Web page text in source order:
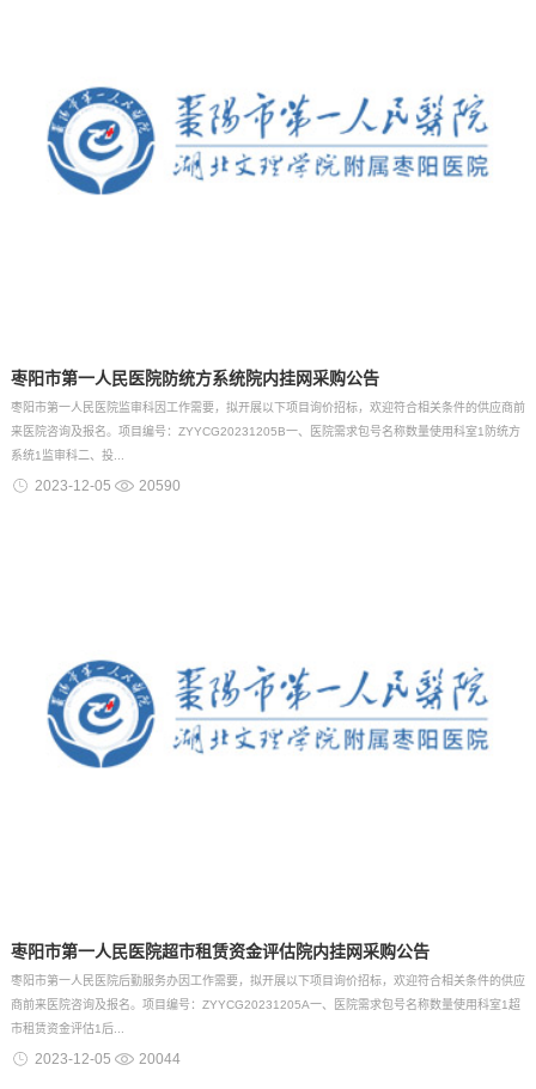
枣阳市第一人民医院防统方系统院内挂网采购公告
枣阳市第一人民医院监审科因工作需要，拟开展以下项目询价招标，欢迎符合相关条件的供应商前
来医院咨询及报名。项目编号：ZYYCG20231205B一、医院需求包号名称数量使用科室1防统方
系统1监审科二、投...
2023-12-05 20590
枣阳市第一人民医院超市租赁资金评估院内挂网采购公告
枣阳市第一人民医院后勤服务办因工作需要，拟开展以下项目询价招标，欢迎符合相关条件的供应
商前来医院咨询及报名。项目编号：ZYYCG20231205A一、医院需求包号名称数量使用科室1超
市租赁资金评估1后...
2023-12-05 20044